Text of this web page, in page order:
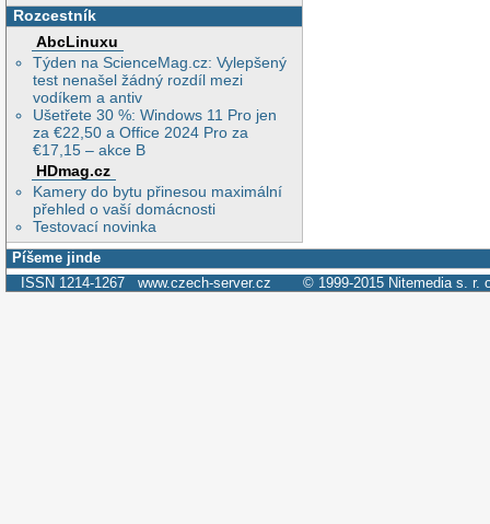
Rozcestník
AbcLinuxu
Týden na ScienceMag.cz: Vylepšený
test nenašel žádný rozdíl mezi
vodíkem a antiv
Ušetřete 30 %: Windows 11 Pro jen
za €22,50 a Office 2024 Pro za
€17,15 – akce B
HDmag.cz
Kamery do bytu přinesou maximální
přehled o vaší domácnosti
Testovací novinka
Píšeme jinde
ISSN 1214-1267 www.czech-server.cz © 1999-2015 Nitemedia s. r.